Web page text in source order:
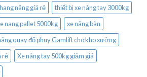
nâng giá rẻ
thiết bị xe nâng tay 3000kg
nang pallet 5000kg
xe nâng bàn
quay đổ phuy Gamlift cho kho xưởng
rẻ
Xe nâng tay 500kg giảm giá